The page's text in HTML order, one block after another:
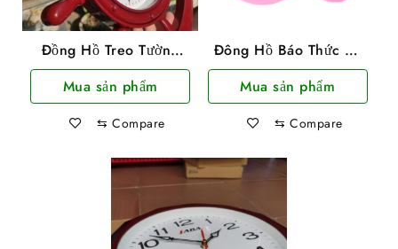
Đồng Hồ Treo Tường
Hình Mỏ Neo TiTime
37x30cm
Mua sản phẩm
⇆ Compare
Đông Hồ Báo Thức Để
Bàn Hình Xe Đạp
JX8010 Nhiều Màu
Mua sản phẩm
⇆ Compare